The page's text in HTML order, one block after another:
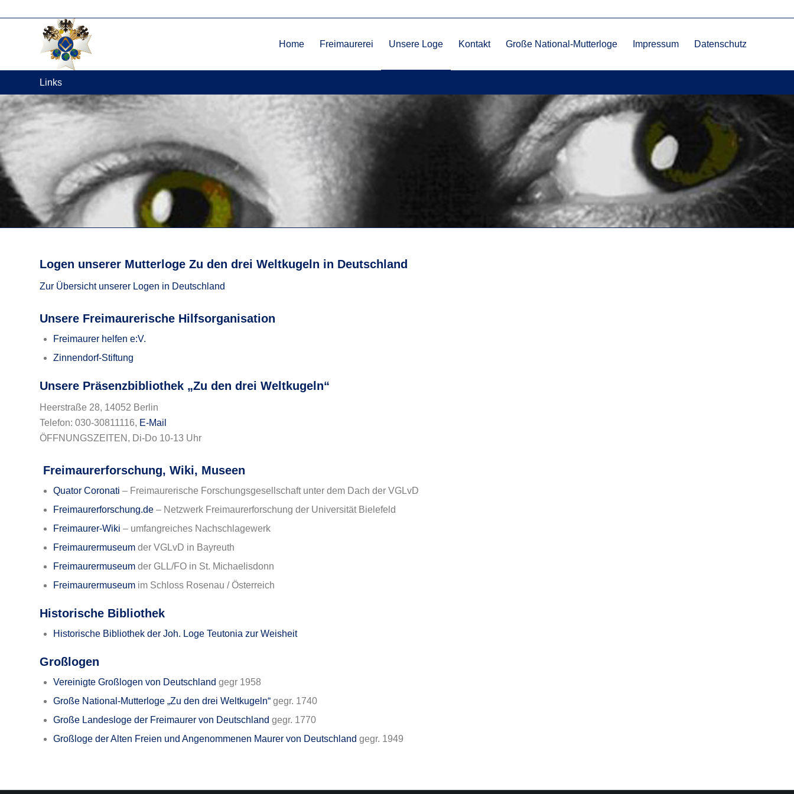
Home Freimaurerei Unsere Loge Kontakt Große National-Mutterloge Impressum Datenschutz
Links
Logen unserer Mutterloge Zu den drei Weltkugeln in Deutschland
Zur Übersicht unserer Logen in Deutschland
Unsere Freimaurerische Hilfsorganisation
Freimaurer helfen e:V.
Zinnendorf-Stiftung
Unsere Präsenzbibliothek „Zu den drei Weltkugeln“
Heerstraße 28, 14052 Berlin
Telefon: 030-30811116, E-Mail
ÖFFNUNGSZEITEN, Di-Do 10-13 Uhr
Freimaurerforschung, Wiki, Museen
Quator Coronati – Freimaurerische Forschungsgesellschaft unter dem Dach der VGLvD
Freimaurerforschung.de – Netzwerk Freimaurerforschung der Universität Bielefeld
Freimaurer-Wiki – umfangreiches Nachschlagewerk
Freimaurermuseum der VGLvD in Bayreuth
Freimaurermuseum der GLL/FO in St. Michaelisdonn
Freimaurermuseum im Schloss Rosenau / Österreich
Historische Bibliothek
Historische Bibliothek der Joh. Loge Teutonia zur Weisheit
Großlogen
Vereinigte Großlogen von Deutschland gegr 1958
Große National-Mutterloge „Zu den drei Weltkugeln“ gegr. 1740
Große Landesloge der Freimaurer von Deutschland gegr. 1770
Großloge der Alten Freien und Angenommenen Maurer von Deutschland gegr. 1949